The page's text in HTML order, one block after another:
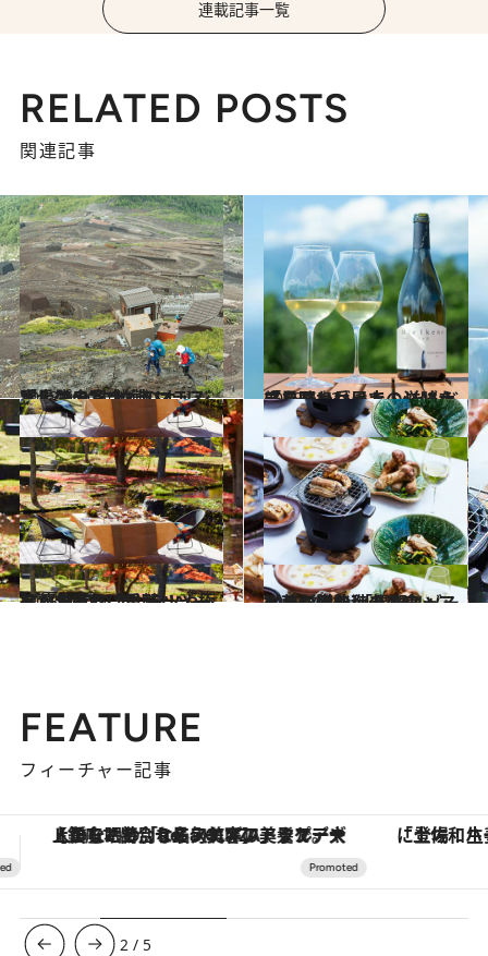
連載記事一覧
RELATED POSTS
関連記事
2018.9.30
「星のや富士」のオリジナルプラン “グラマラス富士登山”に挑戦！
旅＆お出かけ 2018.6.23
「星野リゾート リゾナーレ八ヶ岳」で シャルドネを味わい風土の滋味を感じる
旅＆お出かけ
2018.9.27
紅葉が彩る「星野リゾート」で 旬のフルーツや極旨かまぼこに舌鼓
旅＆お出かけ 2018.8.24
松茸に伊勢海老にフォアグラも堪能 「星野リゾート」が贈る秋の美食
旅＆お出かけ
FEATURE
フィーチャー記事
「土佐和ハーブかき氷」がOMO7高知に登場！生姜、山椒、大葉など目にも舌にも涼を呼ぶ郷土の味 ヴァシュロン・コンスタンタ
3 / 5